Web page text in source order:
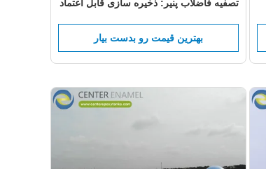
تصفیه فاضلاب پنیر: ذخیره سازی قابل اعتماد
تضمین می کندبهترین قیمت رو بدست بیار